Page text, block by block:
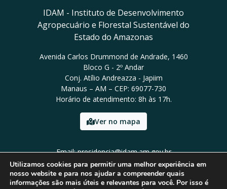
IDAM - Instituto de Desenvolvimento
Agropecuário e Florestal Sustentável do
Estado do Amazonas
Avenida Carlos Drummond de Andrade, 1460
Bloco G - 2º Andar
Conj. Atílio Andreazza - Japiim
Manaus – AM – CEP: 69077-730
Horário de atendimento: 8h às 17h.
Ver no mapa
Email: presidencia@idam.am.gov.br
Tel: (92) 98452-9911
Utilizamos cookies para permitir uma melhor experiência em
nosso website e para nos ajudar a compreender quais
informações são mais úteis e relevantes para você. Por isso é